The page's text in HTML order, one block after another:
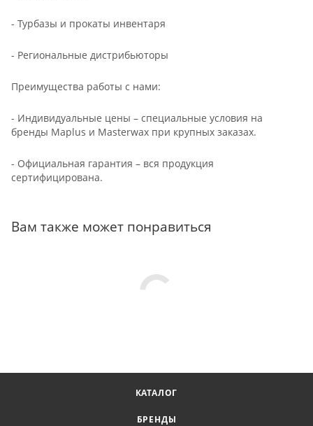
- Турбазы и прокаты инвентаря
- Региональные дистрибьюторы
Преимущества работы с нами:
- Индивидуальные цены – специальные условия на
бренды Maplus и Masterwax при крупных заказах.
- Официальная гарантия – вся продукция
сертифицирована.
Вам также может понравиться
КАТАЛОГ
БРЕНДЫ